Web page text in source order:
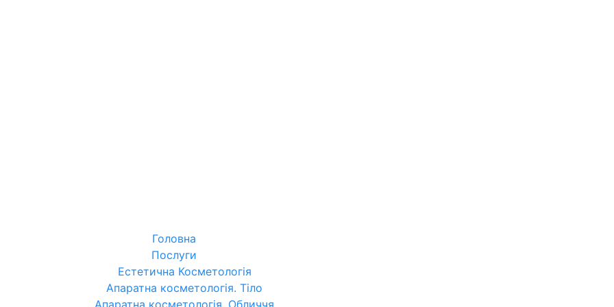
Головна
Послуги
Естетична Косметологія
Апаратна косметологія. Тіло